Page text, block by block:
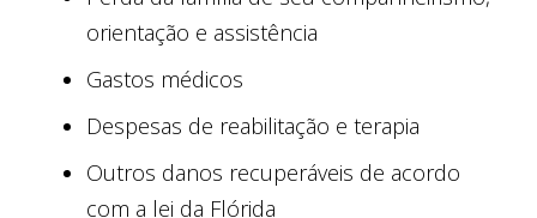
orientação e assistência
Gastos médicos
Despesas de reabilitação e terapia
Outros danos recuperáveis ​​de acordo
com a lei da Flórida